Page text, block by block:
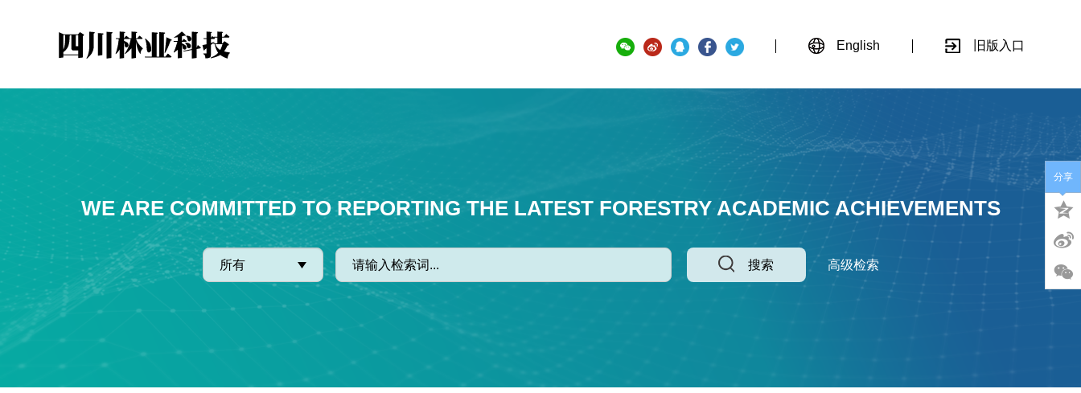
English 旧版入口
WE ARE COMMITTED TO REPORTING THE LATEST FORESTRY ACADEMIC ACHIEVEMENTS
搜索 高级检索
分享